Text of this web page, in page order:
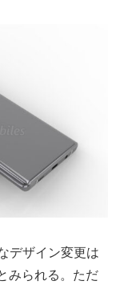
デザイン変更は
みられる。ただ